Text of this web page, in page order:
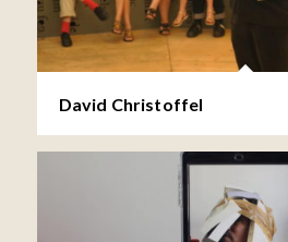
David Christoffel